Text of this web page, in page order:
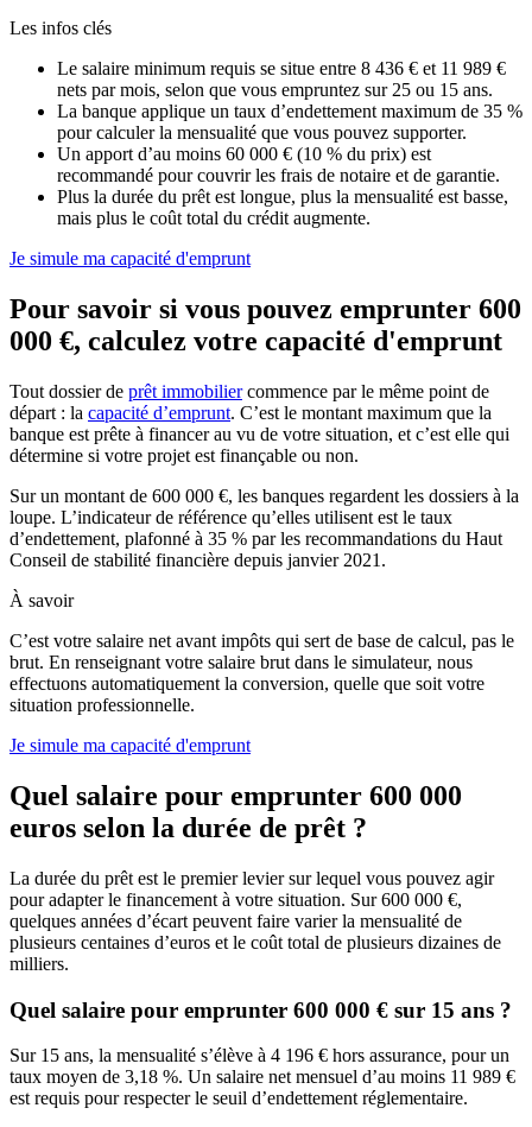
Les infos clés
Le salaire minimum requis se situe entre 8 436 € et 11 989 €
nets par mois, selon que vous empruntez sur 25 ou 15 ans.
La banque applique un taux d’endettement maximum de 35 %
pour calculer la mensualité que vous pouvez supporter.
Un apport d’au moins 60 000 € (10 % du prix) est
recommandé pour couvrir les frais de notaire et de garantie.
Plus la durée du prêt est longue, plus la mensualité est basse,
mais plus le coût total du crédit augmente.
Je simule ma capacité d'emprunt
Pour savoir si vous pouvez emprunter 600
000 €, calculez votre capacité d'emprunt
Tout dossier de prêt immobiliercommence par le même point de
départ : la capacité d’emprunt. C’est le montant maximum que la
banque est prête à financer au vu de votre situation, et c’est elle qui
détermine si votre projet est finançable ou non.
Sur un montant de 600 000 €, les banques regardent les dossiers à la
loupe. L’indicateur de référence qu’elles utilisent est le taux
d’endettement, plafonné à 35 % par les recommandations du Haut
Conseil de stabilité financière depuis janvier 2021.
À savoir
C’est votre salaire net avant impôts qui sert de base de calcul, pas le
brut. En renseignant votre salaire brut dans le simulateur, nous
effectuons automatiquement la conversion, quelle que soit votre
situation professionnelle.
Je simule ma capacité d'emprunt
Quel salaire pour emprunter 600 000
euros selon la durée de prêt ?
La durée du prêt est le premier levier sur lequel vous pouvez agir
pour adapter le financement à votre situation. Sur 600 000 €,
quelques années d’écart peuvent faire varier la mensualité de
plusieurs centaines d’euros et le coût total de plusieurs dizaines de
milliers.
Quel salaire pour emprunter 600 000 € sur 15 ans ?
Sur 15 ans, la mensualité s’élève à 4 196 € hors assurance, pour un
taux moyen de 3,18 %. Un salaire net mensuel d’au moins 11 989 €
est requis pour respecter le seuil d’endettement réglementaire.